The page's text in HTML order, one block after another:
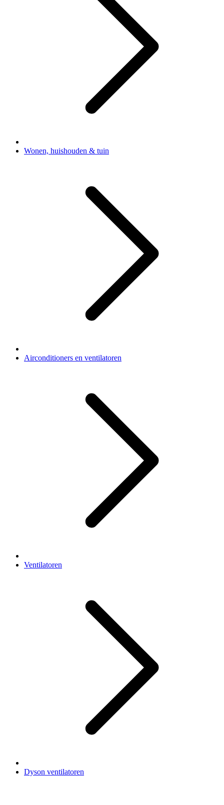
Wonen, huishouden & tuin
Airconditioners en ventilatoren
Ventilatoren
Dyson ventilatoren